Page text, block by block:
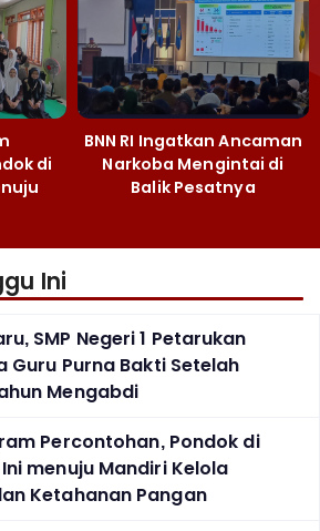
di
BNN RI Ingatkan Ancaman
Narkoba Mengintai di
Balik Pesatnya
Ini
SMP Negeri 1 Petarukan
Guru Purna Bakti Setelah
Mengabdi
Percontohan, Pondok di
menuju Mandiri Kelola
Ketahanan Pangan